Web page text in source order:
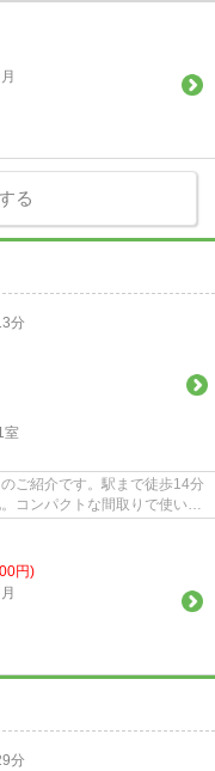
る
分
室
ご紹介です。駅まで徒歩14分
コンパクトな間取りで使い勝
円)
分